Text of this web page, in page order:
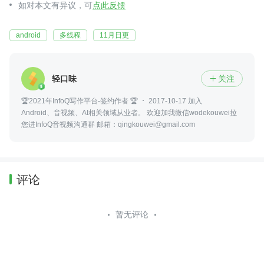
如对本文有异议，可点此反馈
android 多线程 11月日更
轻口味  关注
🏆2021年InfoQ写作平台-签约作者 🏆
2017-10-17 加入
Android、音视频、AI相关领域从业者。 欢迎加我微信wodekouwei拉
您进InfoQ音视频沟通群 邮箱：qingkouwei@gmail.com
评论
暂无评论